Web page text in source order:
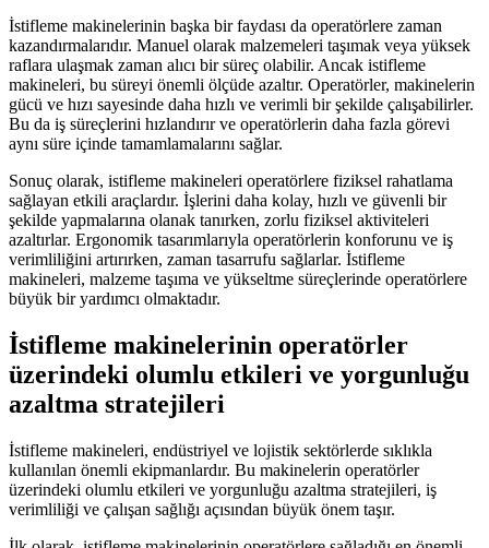
İstifleme makinelerinin başka bir faydası da operatörlere zaman
kazandırmalarıdır. Manuel olarak malzemeleri taşımak veya yüksek
raflara ulaşmak zaman alıcı bir süreç olabilir. Ancak istifleme
makineleri, bu süreyi önemli ölçüde azaltır. Operatörler, makinelerin
gücü ve hızı sayesinde daha hızlı ve verimli bir şekilde çalışabilirler.
Bu da iş süreçlerini hızlandırır ve operatörlerin daha fazla görevi
aynı süre içinde tamamlamalarını sağlar.
Sonuç olarak, istifleme makineleri operatörlere fiziksel rahatlama
sağlayan etkili araçlardır. İşlerini daha kolay, hızlı ve güvenli bir
şekilde yapmalarına olanak tanırken, zorlu fiziksel aktiviteleri
azaltırlar. Ergonomik tasarımlarıyla operatörlerin konforunu ve iş
verimliliğini artırırken, zaman tasarrufu sağlarlar. İstifleme
makineleri, malzeme taşıma ve yükseltme süreçlerinde operatörlere
büyük bir yardımcı olmaktadır.
İstifleme makinelerinin operatörler
üzerindeki olumlu etkileri ve yorgunluğu
azaltma stratejileri
İstifleme makineleri, endüstriyel ve lojistik sektörlerde sıklıkla
kullanılan önemli ekipmanlardır. Bu makinelerin operatörler
üzerindeki olumlu etkileri ve yorgunluğu azaltma stratejileri, iş
verimliliği ve çalışan sağlığı açısından büyük önem taşır.